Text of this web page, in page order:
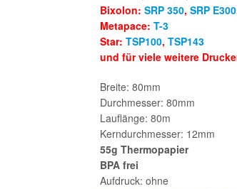
Bixolon:SRP 350,SRP E300
Metapace:T-3
Star:TSP100,TSP143
und für viele weitere
Breite: 80mm
Durchmesser: 80mm
Lauflänge: 80m
Kerndurchmesser: 12mm
55g Thermopapier
BPA frei
Aufdruck: ohne